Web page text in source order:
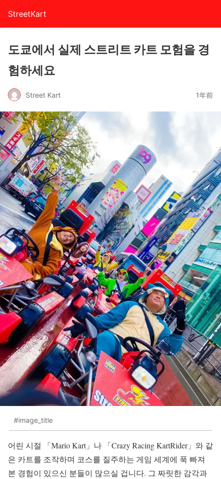
StreetKart
도쿄에서 실제 스트리트 카트 모험을 경
험하세요
Street Kart 1年前
#image_title
어린 시절 「Mario Kart」나 「Crazy Racing KartRider」와 같
은 카트를 조작하며 코스를 질주하는 게임 세계에 푹 빠져
본 경험이 있으신 분들이 많으실 겁니다. 그 짜릿한 감각과